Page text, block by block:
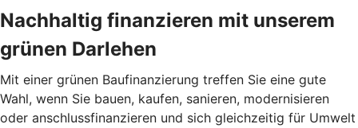
Nachhaltig finanzieren mit unserem
grünen Darlehen
Mit einer grünen Baufinanzierung treffen Sie eine gute
Wahl, wenn Sie bauen, kaufen, sanieren, modernisieren
oder anschlussfinanzieren und sich gleichzeitig für Umwelt